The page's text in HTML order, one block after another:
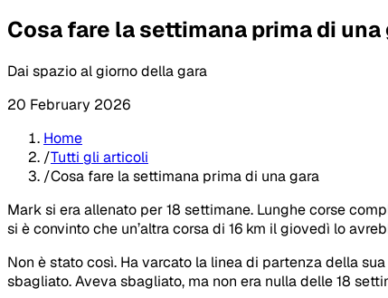
Cosa fare la settimana prima di una
Dai spazio al giorno della gara
20 February 2026
Home
/Tutti gli articoli
/Cosa fare la settimana prima di una gara
Mark si era allenato per 18 settimane. Lunghe corse
si è convinto che un’altra corsa di 16 km il giovedì lo
Non è stato così. Ha varcato la linea di partenza della
sbagliato. Aveva sbagliato, ma non era nulla delle 18